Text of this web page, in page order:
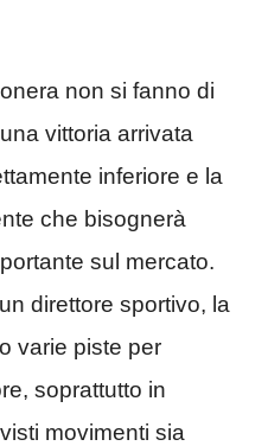
non si fanno di
vittoria arrivata
inferiore e la
che bisognerà
sul mercato.
direttore sportivo, la
varie piste per
soprattutto in
movimenti sia